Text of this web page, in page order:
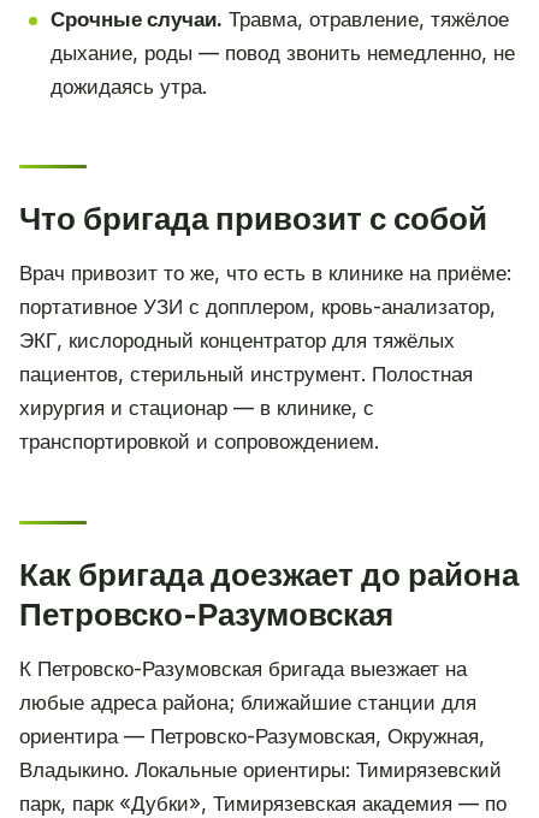
Срочные случаи. Травма, отравление, тяжёлое
дыхание, роды — повод звонить немедленно, не
дожидаясь утра.
Что бригада привозит с собой
Врач привозит то же, что есть в клинике на приёме:
портативное УЗИ с допплером, кровь-анализатор,
ЭКГ, кислородный концентратор для тяжёлых
пациентов, стерильный инструмент. Полостная
хирургия и стационар — в клинике, с
транспортировкой и сопровождением.
Как бригада доезжает до района
Петровско-Разумовская
К Петровско-Разумовская бригада выезжает на
любые адреса района; ближайшие станции для
ориентира — Петровско-Разумовская, Окружная,
Владыкино. Локальные ориентиры: Тимирязевский
парк, парк «Дубки», Тимирязевская академия — по